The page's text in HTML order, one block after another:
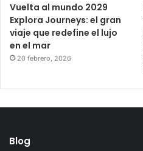
Vuelta al mundo 2029
Explora Journeys: el gran
viaje que redefine el lujo
en el mar
20 febrero, 2026
Blog